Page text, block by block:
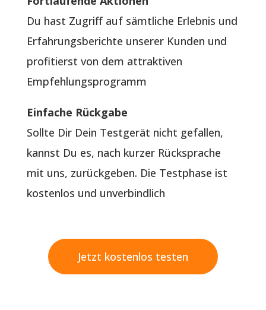
Du hast Zugriff auf sämtliche Erlebnis und
Erfahrungsberichte unserer Kunden und
profitierst von dem attraktiven
Empfehlungsprogramm
Einfache Rückgabe
Sollte Dir Dein Testgerät nicht gefallen,
kannst Du es, nach kurzer Rücksprache
mit uns, zurückgeben. Die Testphase ist
kostenlos und unverbindlich
Jetzt kostenlos testen